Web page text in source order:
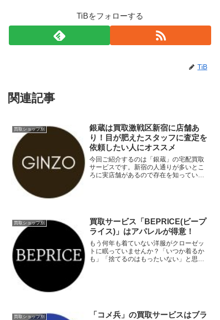
TiBをフォローする
TiB
関連記事
買取ショップ別
銀蔵は買取激戦区新宿に店舗あ
り！目が肥えたスタッフに査定を
依頼したい人にオススメ
今回ご紹介するのは「銀蔵」の宅配買取
サービスです。新宿の人通りが多いとこ
ろに実店舗があるので存在を知っている
買取ショップ別
買取サービス「BEPRICE(ビープ
ライス)」はアパレルが得意！
もう何年も着ていない洋服がクローゼッ
トに眠っていませんか？「いつか着るか
も」「捨てるのはもったいない」と思っ
買取ショップ別
「コメ兵」の買取サービスはブラ